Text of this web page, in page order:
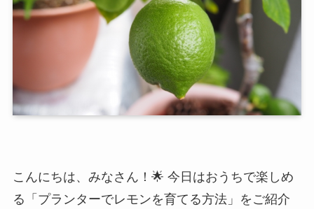
こんにちは、みなさん！🌟 今日はおうちで楽しめ
る「プランターでレモンを育てる方法」をご紹介